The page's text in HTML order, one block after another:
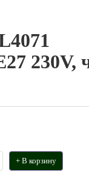
230V,
+ В корзину